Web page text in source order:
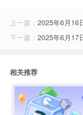
上一篇： 2025年6月16
下一篇： 2025年6月17
相关推荐